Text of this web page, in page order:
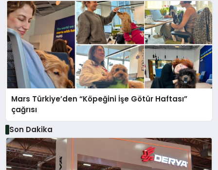
Mars Türkiye’den “Köpeğini İşe Götür Haftası”
çağrısı
Son Dakika